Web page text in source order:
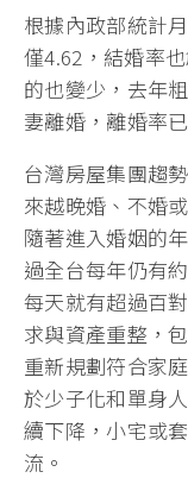
根據內政部統計
僅4.62，結婚率
的也變少，去年
妻離婚，離婚率
台灣房屋集團趨
來越晚婚、不婚
隨著進入婚姻的
過全台每年仍有
每天就有超過百
求與資產重整，
重新規劃符合家
於少子化和單身
續下降，小宅或
流。